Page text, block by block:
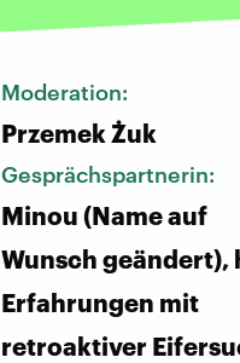
Moderation:
Przemek Żuk
Gesprächspartnerin:
Minou (Name auf
Wunsch geändert),
Erfahrungen mit
retroaktiver